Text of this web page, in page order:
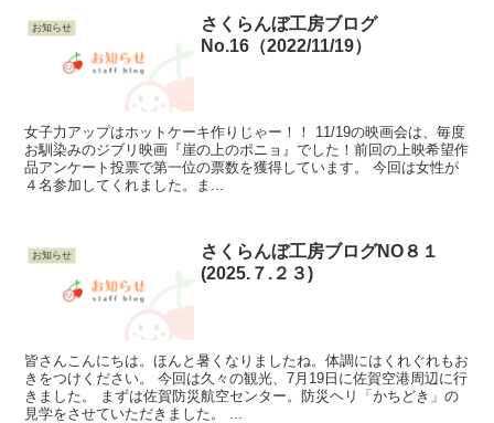
お知らせ
さくらんぼ工房ブログ
No.16（2022/11/19）
女子力アップはホットケーキ作りじゃー！！ 11/19の映画会は、毎度
お馴染みのジブリ映画『崖の上のポニョ』でした！前回の上映希望作
品アンケート投票で第一位の票数を獲得しています。 今回は女性が
４名参加してくれました。ま...
お知らせ
さくらんぼ工房ブログNO８１
(2025.７.２３)
皆さんこんにちは。ほんと暑くなりましたね。体調にはくれぐれもお
きをつけください。 今回は久々の観光、7月19日に佐賀空港周辺に行
きました。 まずは佐賀防災航空センター。防災ヘリ「かちどき」の
見学をさせていただきました。 ...